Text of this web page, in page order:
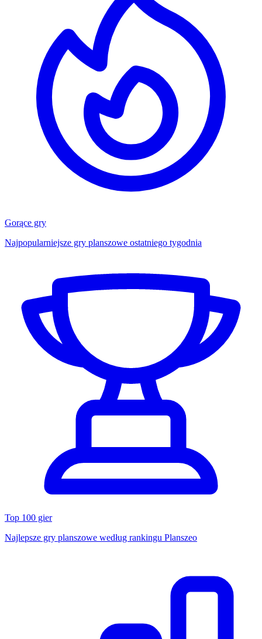
Gorące gry
Najpopularniejsze gry planszowe ostatniego tygodnia
Top 100 gier
Najlepsze gry planszowe według rankingu Planszeo